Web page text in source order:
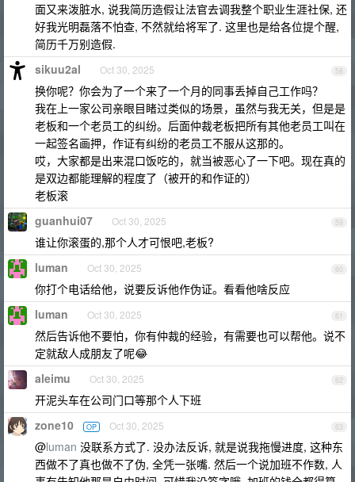
面又来泼脏水, 说我简历造假让法官去调我整个职业生涯社保, 还
好我光明磊落不怕查, 不然就给将军了. 这里也是给各位提个醒,
简历千万别造假.
58
sikuu2al Oct 30, 2025
换你呢？你会为了一个来了一个月的同事丢掉自己工作吗？
我在上一家公司亲眼目睹过类似的场景，虽然与我无关，但是是
老板和一个老员工的纠纷。后面仲裁老板把所有其他老员工叫在
一起签名画押，作证有纠纷的老员工不服从这那的。
哎，大家都是出来混口饭吃的，就当被恶心了一下吧。现在真的
是双边都能理解的程度了（被开的和作证的）
老板滚
59
guanhui07 Oct 30, 2025
谁让你滚蛋的,那个人才可恨吧,老板?
60
luman Oct 30, 2025
你打个电话给他，说要反诉他作伪证。看看他啥反应
61
luman Oct 30, 2025
然后告诉他不要怕，你有仲裁的经验，有需要也可以帮他。说不
定就敌人成朋友了呢😂
62
aleimu Oct 30, 2025
开泥头车在公司门口等那个人下班
63
zone10 OP Oct 30, 2025
@luman 没联系方式了. 没办法反诉, 就是说我拖慢进度, 这种东
西做不了真也做不了伪, 全凭一张嘴. 然后一个说加班不作数, 人